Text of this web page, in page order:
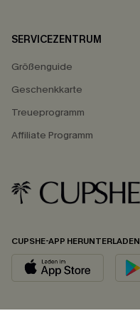
SERVICEZENTRUM
Größenguide
Geschenkkarte
Treueprogramm
Affiliate Programm
CUPSHE-APP HERUNTERLADEN